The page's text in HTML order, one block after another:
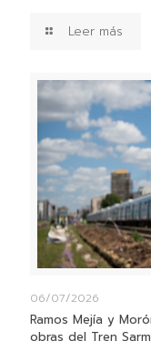
Leer más
06/07/2026
Ramos Mejía y
obras del Tren